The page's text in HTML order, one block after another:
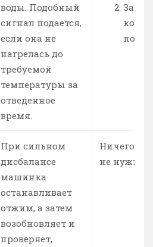
воды. Подобный
сигнал подается,
если она не
нагрелась до
требуемой
температуры за
отведенное
время.
При сильном
дисбалансе
машинка
останавливает
отжим, а затем
возобновляет и
проверяет,
Ничего
не нужно.